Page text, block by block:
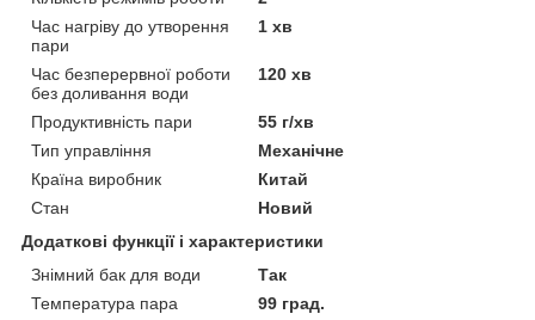
Час нагріву до утворення
пари
1 хв
Час безперервної роботи
без доливання води
120 хв
Продуктивність пари
55 г/хв
Тип управління
Механічне
Країна виробник
Китай
Стан
Новий
Додаткові функції і характеристики
Знімний бак для води
Так
Температура пара
99 град.